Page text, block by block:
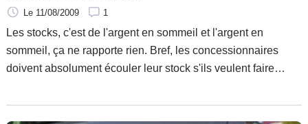
Le 11/08/2009 1
Les stocks, c'est de l'argent en sommeil et l'argent en
sommeil, ça ne rapporte rien. Bref, les concessionnaires
doivent absolument écouler leur stock s'ils veulent faire
par les cornes